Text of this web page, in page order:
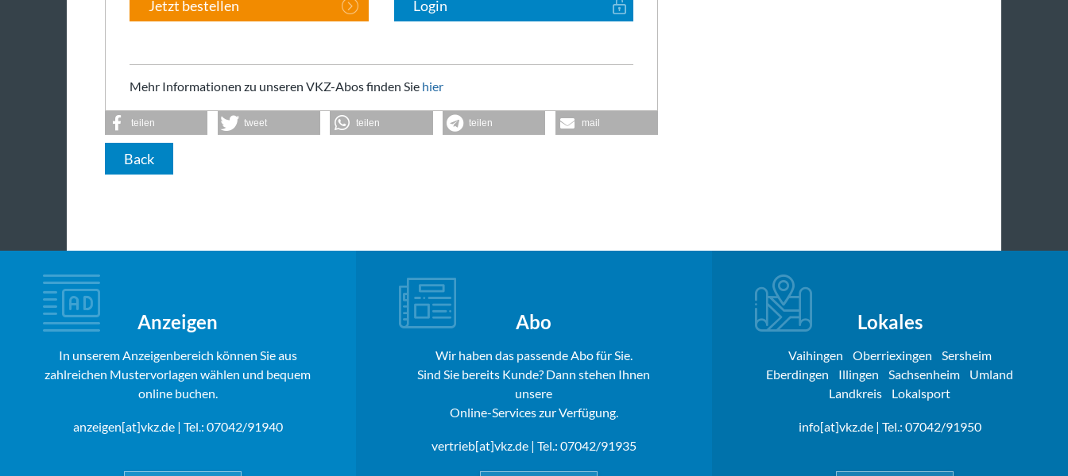
Jetzt bestellen Login
Mehr Informationen zu unseren VKZ-Abos finden Sie hier
teilen tweet teilen teilen mail
Back
Anzeigen
In unserem Anzeigenbereich können Sie aus
zahlreichen Mustervorlagen wählen und bequem
online buchen.
anzeigen[at]vkz.de| Tel.: 07042/91940
Abo
Wir haben das passende Abo für Sie.
Sind Sie bereits Kunde? Dann stehen Ihnen
unsere
Online-Services zur Verfügung.
vertrieb[at]vkz.de| Tel.: 07042/91935
Lokales
Vaihingen Oberriexingen
Sersheim
Eberdingen
Illingen Sachsenheim
Umland
Landkreis
Lokalsport
info[at]vkz.de| Tel.: 07042/91950